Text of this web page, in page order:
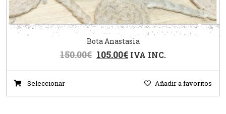
Bota Anastasia
150.00€ 105.00€ IVA INC.
Seleccionar Añadir a favoritos